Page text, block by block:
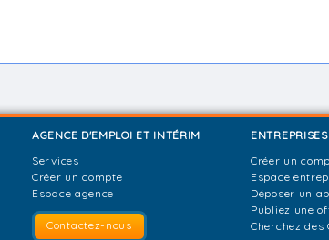
AGENCE D'EMPLOI ET INTÉRIM
Services
Créer un compte
Espace agence
Contactez-nous
ENTREPRISES
Créer un
Espace
Déposer un
Publiez une
Cherchez des